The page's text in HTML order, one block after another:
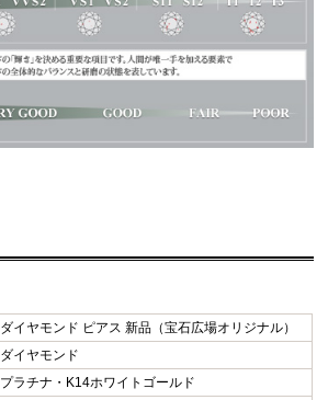
ダイヤモンド ピアス 新品（宝石広場オリジナル）
ダイヤモンド
プラチナ・K14ホワイトゴールド